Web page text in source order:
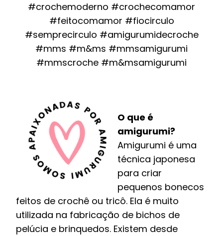
#crochemoderno #crochecomamor
#feitocomamor #fiocirculo
#semprecirculo #amigurumidecroche
#mms #m&ms #mmsamigurumi
#mmscroche #m&msamigurumi
O que é
amigurumi?
Amigurumi é uma
técnica japonesa
para criar
pequenos bonecos
feitos de crochê ou tricô. Ela é muito
utilizada na fabricação de bichos de
pelúcia e brinquedos. Existem desde